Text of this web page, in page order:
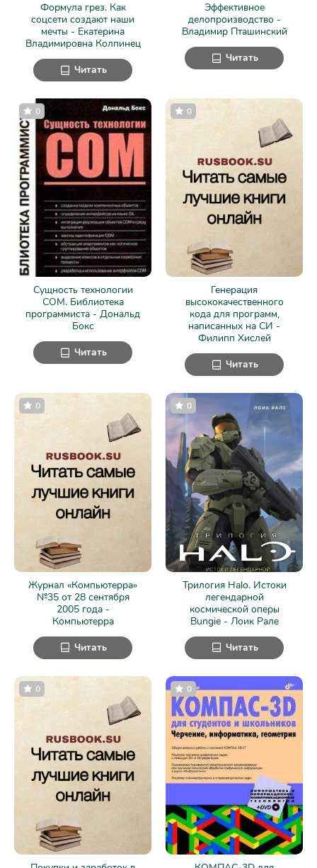
Формула грез. Как
соцсети создают наши
мечты - Екатерина
Владимировна Колпинец
Читать
Эффективное
делопроизводство -
Владимир Пташинский
Читать
Сущность технологии
СОМ. Библиотека
программиста - Дональд
Бокс
0
Читать
Генерация
высококачественного
кода для программ,
написанных на СИ -
Филипп Хислей
0
Читать
Журнал «Компьютерра»
№35 от 28 сентября
2005 года -
Компьютерра
0
Читать
Трилогия Halo. Истоки
легендарной
космической оперы
Bungie - Лоик Рале
0
Читать
0 0